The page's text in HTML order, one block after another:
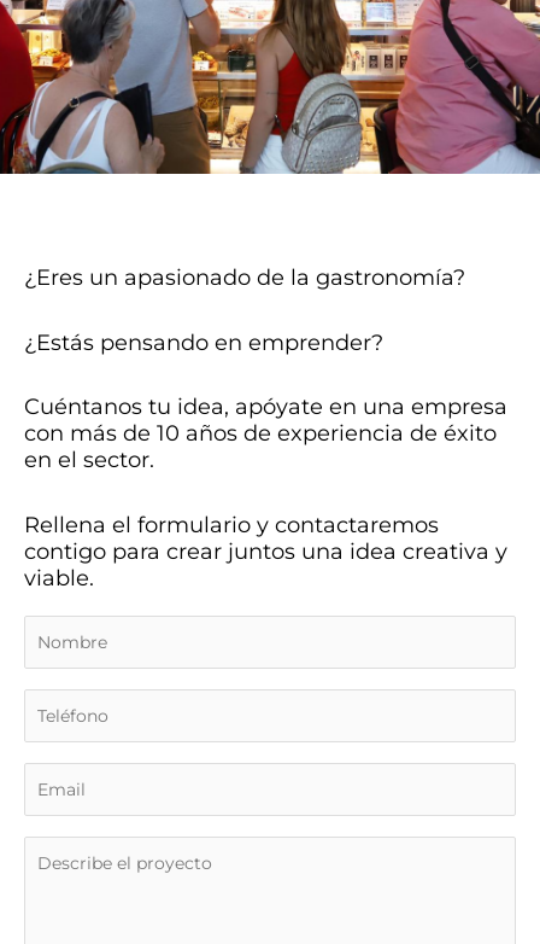
¿Eres un apasionado de la gastronomía?
¿Estás pensando en emprender?
Cuéntanos tu idea, apóyate en una empresa
con más de 10 años de experiencia de éxito
en el sector.
Rellena el formulario y contactaremos
contigo para crear juntos una idea creativa y
viable.